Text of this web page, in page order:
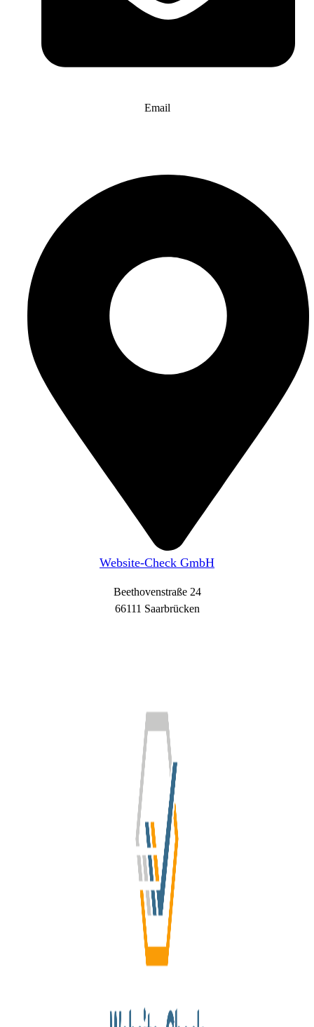
Email
Website-Check GmbH
Beethovenstraße 24
66111 Saarbrücken